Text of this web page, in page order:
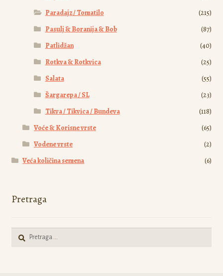
Paradajz / Tomatilo
(215)
Pasulj & Boranija & Bob
(87)
Patlidžan
(40)
Rotkva & Rotkvica
(25)
Salata
(55)
Šargarepa / SL
(23)
Tikva / Tikvica / Bundeva
(118)
Voće & Korisne vrste
(65)
Vodene vrste
(2)
Veća količina semena
(6)
Pretraga
Pretraga